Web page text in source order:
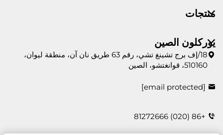
منتجات
يوركلون الصين
18/إف برج تشينغ تشي، رقم 63 طريق نان آن، منطقة ليوان،
510160، قوانغتشو، الصين
[email protected]
+86 (020) 81272666